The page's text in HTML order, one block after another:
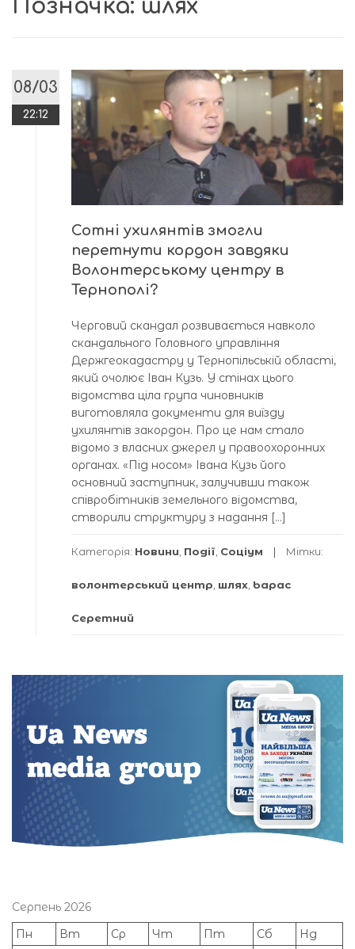
Позначка: шлях
08/03
22:12
Сотні ухилянтів змогли
перетнути кордон завдяки
Волонтерському центру в
Тернополі?
Черговий скандал розвивається навколо
скандального Головного управління
Держгеокадастру у Тернопільській області,
який очолює Іван Кузь. У стінах цього
відомства ціла група чиновників
виготовляла документи для виїзду
ухилянтів закордон. Про це нам стало
відомо з власних джерел у правоохоронних
органах. «Під носом» Івана Кузь його
основний заступник, залучивши також
співробітників земельного відомства,
створили структуру з надання […]
Категорія: Новини, Події, Соціум Мітки:
волонтерський центр, шлях, Ьарас
Серетний
Серпень 2026
Пн
Вт Ср Чт Пт Сб
Нд